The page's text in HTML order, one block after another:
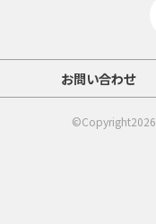
お問い合わせ
©Copyright2026